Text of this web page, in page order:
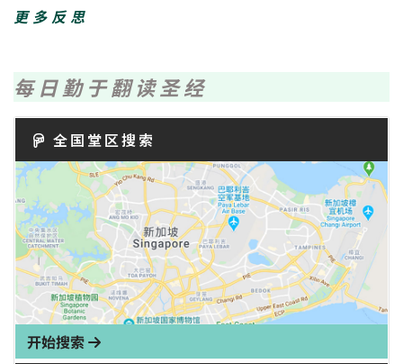
更多反思
每日勤于翻读圣经
全国堂区搜索
开始搜索